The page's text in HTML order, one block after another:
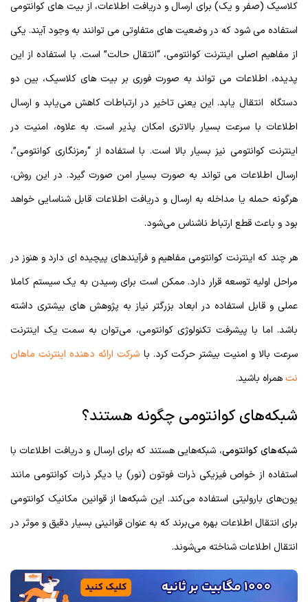
کلاسیک (صفر و یک) برای ارسال و دریافت اطلاعات، از بیت های کوانتومی
استفاده می شود که در وضعیت های متفاوتی می توانند به وجود آیند. یکی
از مفاهیم اصلی اینترنت کوانتومی، “انتقال حالت” است. با استفاده از این
پدیده، اطلاعات می تواند به صورت فوری بر بیت های کلاسیک، بین دو
دستگاه انتقال یابد. این یعنی تاخیر در ارتباطات کاهش می‌یابد و ارسال
اطلاعات با سرعت بسیار بالاتری امکان پذیر است. به علاوه، امنیت در
اینترنت کوانتومی نیز بسیار بالا است. با استفاده از “رمزنگاری کوانتومی”،
ارسال اطلاعات می تواند به صورت بسیار امن صورت گیرد. در این روش،
هرگونه حمله یا مداخله به ارسال و دریافت اطلاعات قابل شناسایی خواهد
بود و باعث قطع ارتباط ناشناس می‌شود.
هر چند که اینترنت کوانتومی مفاهیم و فرآیندهای پیچیده ای دارد و هنوز در
مراحل اولیه توسعه قرار دارد. ممکن است برای رسیدن به یک سیستم کاملا
عملی و قابل استفاده در ابعاد بزرگتر نیاز به پژوهش های بیشتری داشته
باشد. اما با پیشرفت تکنولوژی کوانتومی، می‌توان به سمت یک اینترنت
سرعت بالا و امنیت بیشتر حرکت کرد. با شرکت ارائه دهنده اینترنت ماهان
نتهمراه باشید.
شبکه‌های کوانتومی چگونه هستند؟
شبکه‌های کوانتومی، شبکه‌هایی هستند که برای ارسال و دریافت اطلاعات با
استفاده از خواص فیزیکی ذرات فوتون (نور) یا دیگر ذرات کوانتومی مانند
یون‌های بارولیتی استفاده می‌کند. این شبکه‌ها از قوانین مکانیک کوانتومی
برای انتقال اطلاعات بهره می‌برند که به عنوان قوانینی بسیار دقیق و موثر در
انتقال اطلاعات شناخته می‌شوند.